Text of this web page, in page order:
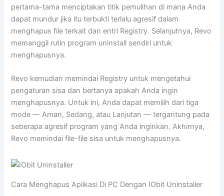
pertama-tama menciptakan titik pemulihan di mana Anda
dapat mundur jika itu terbukti terlalu agresif dalam
menghapus file terkait dan entri Registry. Selanjutnya, Revo
memanggil rutin program uninstall sendiri untuk
menghapusnya.
Revo kemudian memindai Registry untuk mengetahui
pengaturan sisa dan bertanya apakah Anda ingin
menghapusnya. Untuk ini, Anda dapat memilih dari tiga
mode — Aman, Sedang, atau Lanjutan — tergantung pada
seberapa agresif program yang Anda inginkan. Akhirnya,
Revo memindai file-file sisa untuk menghapusnya.
Cara Menghapus Aplikasi Di PC Dengan IObit Uninstaller